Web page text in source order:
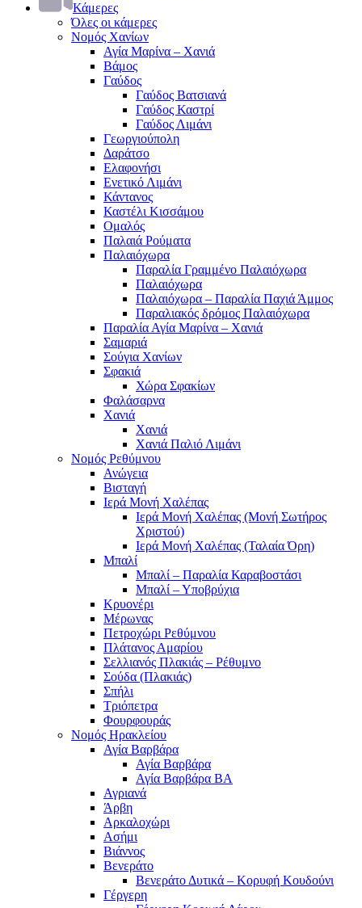
Κάμερες
Όλες οι κάμερες
Νομός Χανίων
Αγία Μαρίνα – Χανιά
Βάμος
Γαύδος
Γαύδος Βατσιανά
Γαύδος Καστρί
Γαύδος Λιμάνι
Γεωργιούπολη
Δαράτσο
Ελαφονήσι
Ενετικό Λιμάνι
Κάντανος
Καστέλι Κισσάμου
Ομαλός
Παλαιά Ρούματα
Παλαιόχωρα
Παραλία Γραμμένο Παλαιόχωρα
Παλαιόχωρα
Παλαιόχωρα – Παραλία Παχιά Άμμος
Παραλιακός δρόμος Παλαιόχωρα
Παραλία Αγία Μαρίνα – Χανιά
Σαμαριά
Σούγια Χανίων
Σφακιά
Χώρα Σφακίων
Φαλάσαρνα
Χανιά
Χανιά
Χανιά Παλιό Λιμάνι
Νομός Ρεθύμνου
Ανώγεια
Βισταγή
Ιερά Μονή Χαλέπας
Ιερά Μονή Χαλέπας (Μονή Σωτήρος
Χριστού)
Ιερά Μονή Χαλέπας (Ταλαία Όρη)
Μπαλί
Μπαλί – Παραλία Καραβοστάσι
Μπαλί – Υποβρύχια
Κρυονέρι
Μέρωνας
Πετροχώρι Ρεθύμνου
Πλάτανος Αμαρίου
Σελλιανός Πλακιάς – Ρέθυμνο
Σούδα (Πλακιάς)
Σπήλι
Τριόπετρα
Φουρφουράς
Νομός Ηρακλείου
Αγία Βαρβάρα
Αγία Βαρβάρα
Αγία Βαρβάρα ΒΑ
Αγριανά
Άρβη
Αρκαλοχώρι
Ασήμι
Βιάννος
Βενεράτο
Βενεράτο Δυτικά – Κορυφή Κουδούνι
Γέργερη